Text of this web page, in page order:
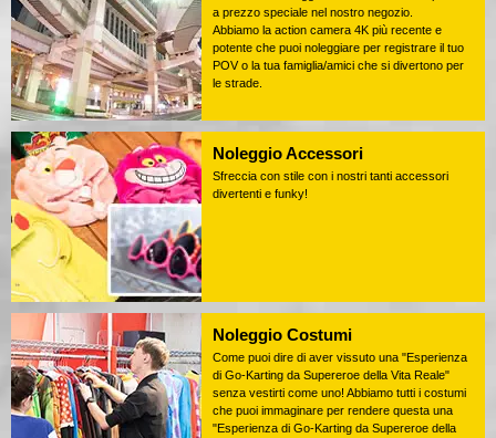
a prezzo speciale nel nostro negozio.
Abbiamo la action camera 4K più recente e
potente che puoi noleggiare per registrare il tuo
POV o la tua famiglia/amici che si divertono per
le strade.
Noleggio Accessori
Sfreccia con stile con i nostri tanti accessori
divertenti e funky!
Noleggio Costumi
Come puoi dire di aver vissuto una "Esperienza
di Go-Karting da Supereroe della Vita Reale"
senza vestirti come uno! Abbiamo tutti i costumi
che puoi immaginare per rendere questa una
"Esperienza di Go-Karting da Supereroe della